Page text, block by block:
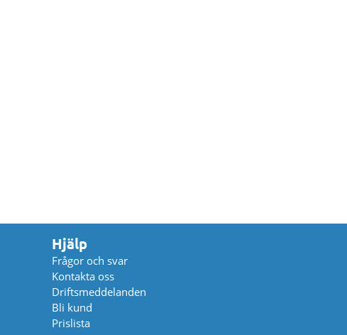
Hjälp
Frågor och svar
Kontakta oss
Driftsmeddelanden
Bli kund
Prislista